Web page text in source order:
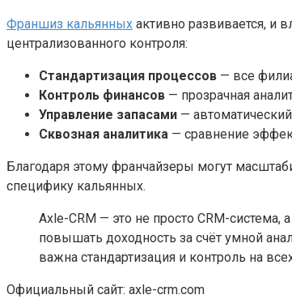
Франшиз кальянных активно развивается, и
централизованного контроля:
Стандартизация процессов — все
Контроль финансов — прозрачная
Управление запасами —
Сквозная аналитика — сравнение
Благодаря этому франчайзеры могут
специфику кальянных.
Axle-CRM — это не просто CRM-
повышать доходность за счёт умной
важна стандартизация и контроль на
Официальный сайт: axle-crm.com